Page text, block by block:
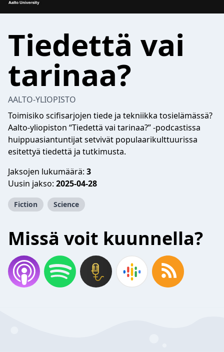
Tiedettä vai
tarinaa?
AALTO-YLIOPISTO
Toimisiko scifisarjojen tiede ja tekniikka tosielämässä?
Aalto-yliopiston “Tiedettä vai tarinaa?” -podcastissa
huippuasiantuntijat setvivät populaarikulttuurissa
esitettyä tiedettä ja tutkimusta.
Jaksojen lukumäärä: 3
Uusin jakso: 2025-04-28
Fiction Science
Missä voit kuunnella?